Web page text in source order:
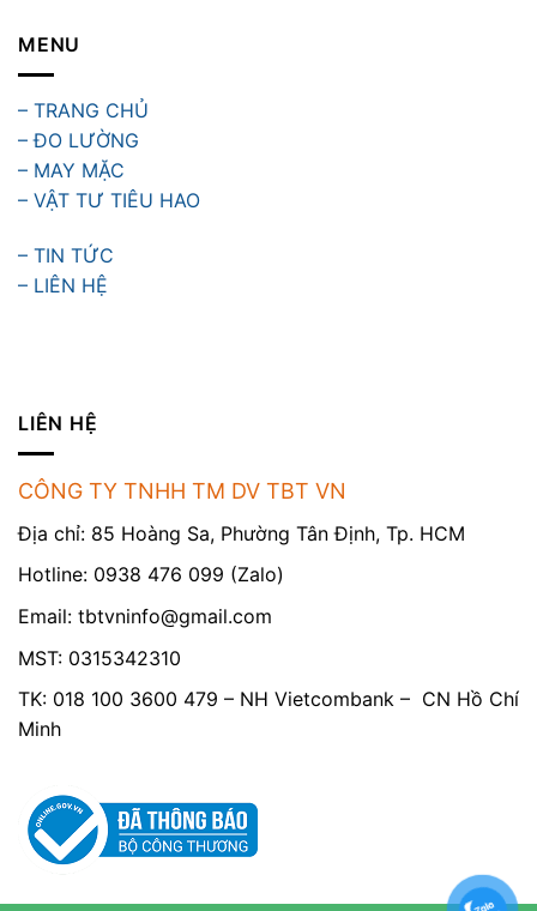
MENU
– TRANG CHỦ
– ĐO LƯỜNG
– MAY MẶC
– VẬT TƯ TIÊU HAO
– TIN TỨC
– LIÊN HỆ
LIÊN HỆ
CÔNG TY TNHH TM DV TBT VN
Địa chỉ: 85 Hoàng Sa, Phường Tân Định, Tp. HCM
Hotline: 0938 476 099 (Zalo)
Email: tbtvninfo@gmail.com
MST: 0315342310
TK: 018 100 3600 479 – NH Vietcombank – CN Hồ Chí
Minh